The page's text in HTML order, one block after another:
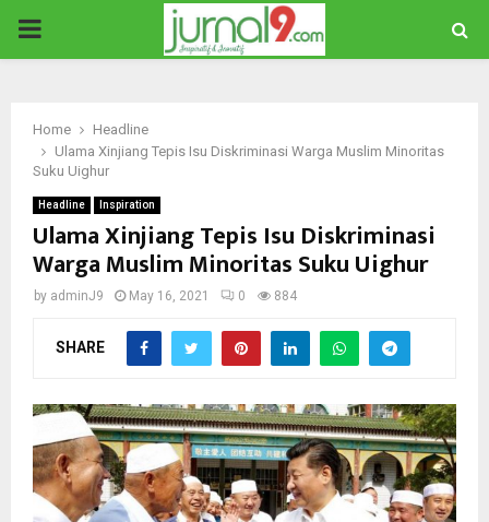
PRIMARY
Home
Headline
Ulama Xinjiang Tepis Isu Diskriminasi Warga Muslim Minoritas
Suku Uighur
Headline Inspiration
Ulama Xinjiang Tepis Isu Diskriminasi
Warga Muslim Minoritas Suku Uighur
by adminJ9 May 16, 2021 0 884
SHARE